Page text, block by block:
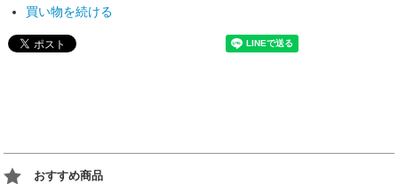
買い物を続ける
おすすめ商品